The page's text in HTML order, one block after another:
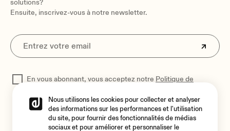
solutions?
Ensuite, inscrivez-vous à notre newsletter.
En vous abonnant, vous acceptez notre Politique de
Nous utilisons les cookies pour collecter et analyser
des informations sur les performances et l'utilisation
du site, pour fournir des fonctionnalités de médias
sociaux et pour améliorer et personnaliser le